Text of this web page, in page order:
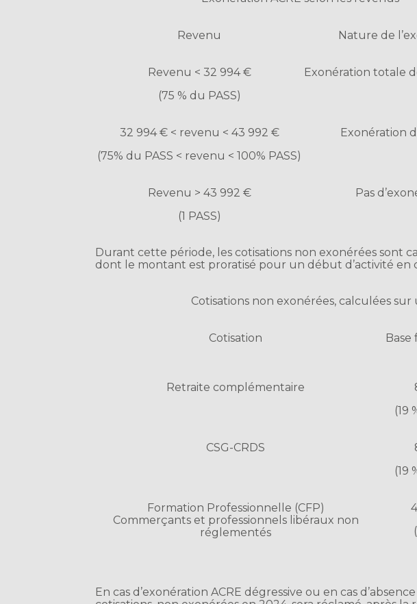
Revenu Nature de
Revenu < 32 994 €
(75 % du PASS)
Exonération totale
32 994 € < revenu < 43 992 €
(75% du PASS < revenu < 100% PASS)
Exonération
Revenu > 43 992 €
(1 PASS)
Pas
Durant cette période, les cotisations non exonérées sont
dont le montant est proratisé pour un début d’activité en
Cotisations non exonérées, calculées
Cotisation
Base
Retraite complémentaire
(19
CSG-CRDS
(19
Formation Professionnelle (CFP)
Commerçants et professionnels libéraux non
réglementés
En cas d’exonération ACRE dégressive ou en cas